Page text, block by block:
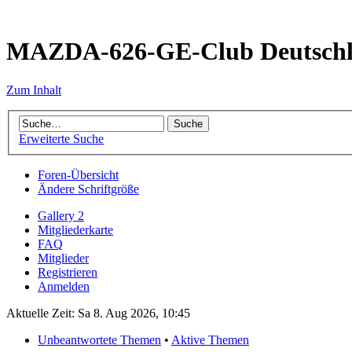
MAZDA-626-GE-Club
Zum Inhalt
Erweiterte Suche
Foren-Übersicht
Ändere Schriftgröße
Gallery 2
Mitgliederkarte
FAQ
Mitglieder
Registrieren
Anmelden
Aktuelle Zeit: Sa 8. Aug 2026, 10:45
Unbeantwortete Themen • Aktive Themen